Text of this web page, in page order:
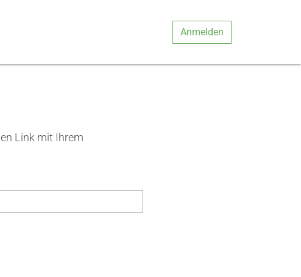
Anmelden
Link mit Ihrem